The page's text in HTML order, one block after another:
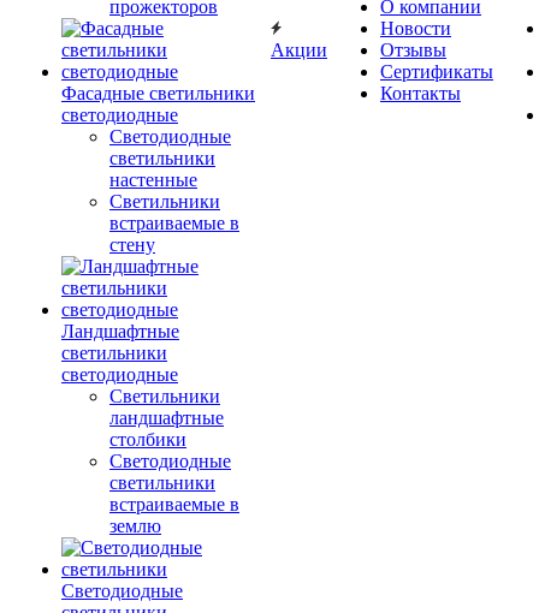
прожекторов
Фасадные светильники
светодиодные
Светодиодные
светильники
настенные
Светильники
встраиваемые в
стену
Ландшафтные
светильники
светодиодные
Светильники
ландшафтные
столбики
Светодиодные
светильники
встраиваемые в
землю
Светодиодные
Акции
О компании
Новости
Отзывы
Сертификаты
Контакты